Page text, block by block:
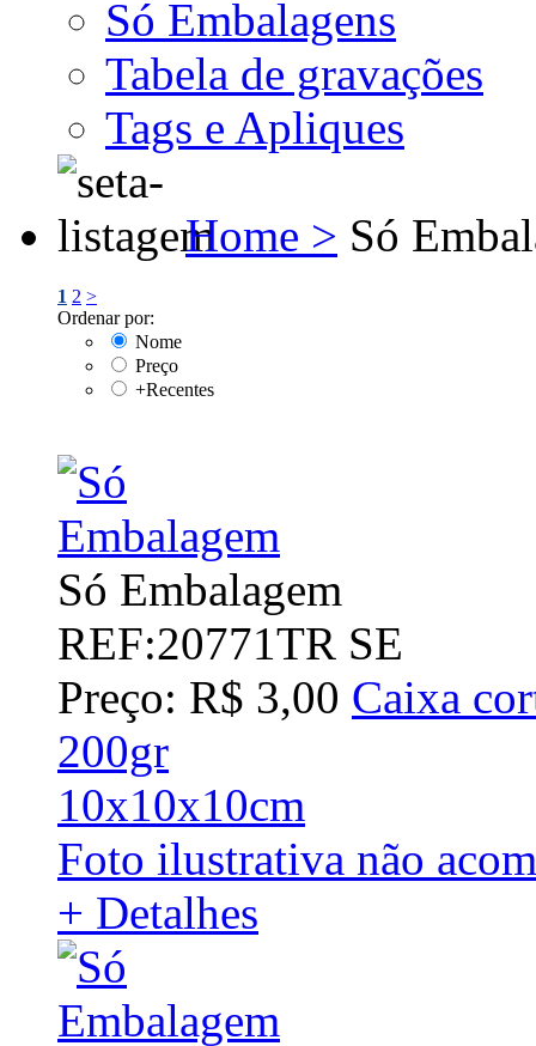
Só Embalagens
Tabela de gravações
Tags e Apliques
Home > Só
1 2 >
Ordenar por:
Nome
Preço
+Recentes
Só Embalagem
REF:20771TR SE
Preço: R$ 3,00 Caixa
200gr
10x10x10cm
Foto ilustrativa não
+ Detalhes